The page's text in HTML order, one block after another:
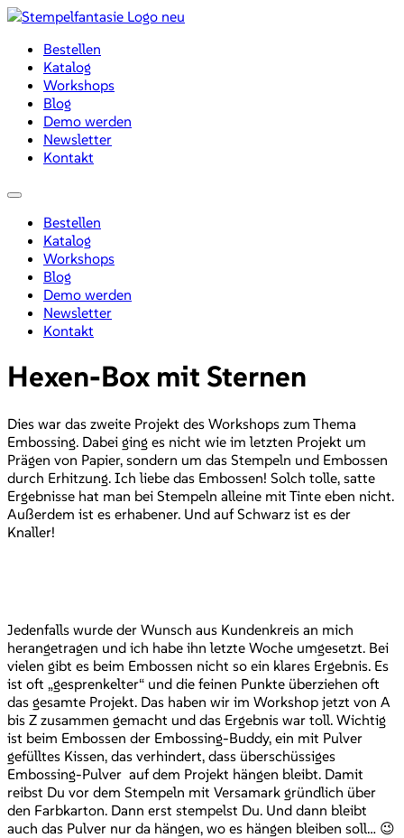
Zum
wechselnBestellen
Katalog
Workshops
Blog
Demo werden
Newsletter
Kontakt
Menü
Bestellen
Katalog
Workshops
Blog
Demo werden
Newsletter
Kontakt
Hexen-Box mit Sternen
Dies war das zweite Projekt des Workshops zum Thema
Embossing. Dabei ging es nicht wie im letzten Projekt um
Prägen von Papier, sondern um das Stempeln und Embossen
durch Erhitzung. Ich liebe das Embossen! Solch tolle, satte
Ergebnisse hat man bei Stempeln alleine mit Tinte eben nicht.
Außerdem ist es erhabener. Und auf Schwarz ist es der
Knaller!
Jedenfalls wurde der Wunsch aus Kundenkreis an mich
herangetragen und ich habe ihn letzte Woche umgesetzt. Bei
vielen gibt es beim Embossen nicht so ein klares Ergebnis. Es
ist oft „gesprenkelter“ und die feinen Punkte überziehen oft
das gesamte Projekt. Das haben wir im Workshop jetzt von A
bis Z zusammen gemacht und das Ergebnis war toll. Wichtig
ist beim Embossen der Embossing-Buddy, ein mit Pulver
gefülltes Kissen, das verhindert, dass überschüssiges
Embossing-Pulver auf dem Projekt hängen bleibt. Damit
reibst Du vor dem Stempeln mit Versamark gründlich über
den Farbkarton. Dann erst stempelst Du. Und dann bleibt
auch das Pulver nur da hängen, wo es hängen bleiben soll… 😉